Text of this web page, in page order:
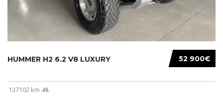
52 900€
HUMMER H2 6.2 V8 LUXURY
137102 km